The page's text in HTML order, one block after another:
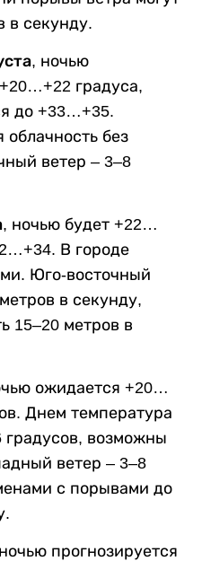
в секунду.
ночью
градуса,
до +33…+35.
без
ветер – 3–8
ночью будет +22…
В городе
Юго-восточный
в секунду,
15–20 метров в
ожидается +20…
Днем температура
возможны
ветер – 3–8
с порывами до
ночью прогнозируется